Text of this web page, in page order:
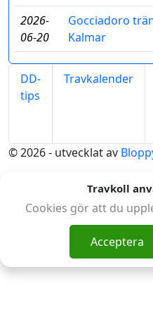
2026-
06-20
Gocciadoro
Kalmar
DD-
tips
Travkalender
© 2026 - utvecklat av
Travkoll
Cookies gör att du
Acceptera